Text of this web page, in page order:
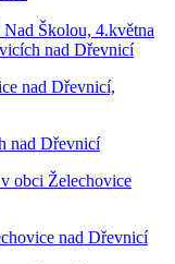
Školou, 4.května
nad Dřevnicí
nad Dřevnicí,
nad Dřevnicí
obci Želechovice
nad Dřevnicí